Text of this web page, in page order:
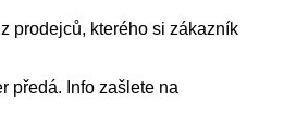
prodejců, kterého si zákazník
předá. Info zašlete na